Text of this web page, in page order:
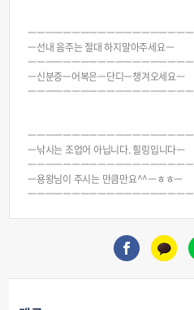
ㅡㅡㅡㅡㅡㅡㅡㅡㅡㅡㅡㅡㅡㅡㅡㅡㅡㅡㅡ
ㅡ선내 음주는 절대 하지말아주세요ㅡ
ㅡㅡㅡㅡㅡㅡㅡㅡㅡㅡㅡㅡㅡㅡㅡㅡㅡㅡㅡ
ㅡ신분증ㅡ어복은ㅡ단디ㅡ챙겨오세요ㅡ
ㅡㅡㅡㅡㅡㅡㅡㅡㅡㅡㅡㅡㅡㅡㅡㅡㅡㅡㅡ
ㅡㅡㅡㅡㅡㅡㅡㅡㅡㅡㅡㅡㅡㅡㅡㅡㅡㅡㅡ
ㅡ낚시는 조업어 아닙니다. 힐링입니다ㅡ
ㅡㅡㅡㅡㅡㅡㅡㅡㅡㅡㅡㅡㅡㅡㅡㅡㅡㅡㅡ
ㅡ용왕님이 주시는 만큼만요^^ㅡㅎㅎㅡ
ㅡㅡㅡㅡㅡㅡㅡㅡㅡㅡㅡㅡㅡㅡㅡㅡㅡㅡㅡ